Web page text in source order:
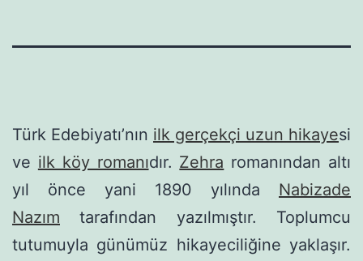
Türk Edebiyatı’nın ilk gerçekçi uzun hikayesi
ve ilk köy romanıdır. Zehra romanından altı
yıl önce yani 1890 yılında Nabizade
Nazım tarafından yazılmıştır. Toplumcu
tutumuyla günümüz hikayeciliğine yaklaşır.